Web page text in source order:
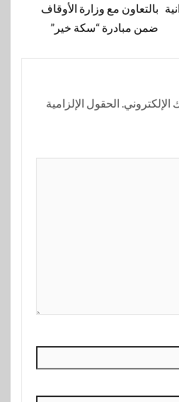
بالتعاون مع وزارة الأوقاف
ضمن مبادرة “سكة خير”
الحقول الإلزامية